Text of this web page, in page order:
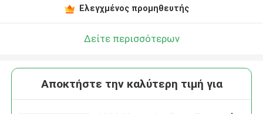
Ελεγχμένος προμηθευτής
Δείτε περισσότερων
Αποκτήστε την καλύτερη τιμή για